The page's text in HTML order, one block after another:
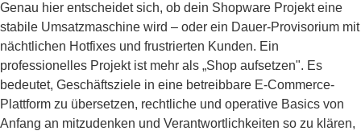
Genau hier entscheidet sich, ob dein Shopware Projekt eine
stabile Umsatzmaschine wird – oder ein Dauer-Provisorium mit
nächtlichen Hotfixes und frustrierten Kunden. Ein
professionelles Projekt ist mehr als „Shop aufsetzen". Es
bedeutet, Geschäftsziele in eine betreibbare E-Commerce-
Plattform zu übersetzen, rechtliche und operative Basics von
Anfang an mitzudenken und Verantwortlichkeiten so zu klären,